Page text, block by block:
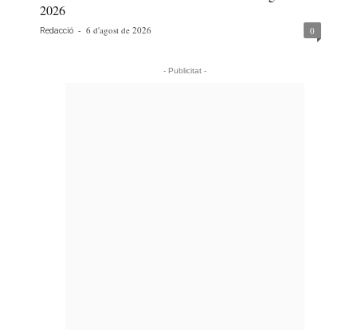
2026
Redacció - 6 d'agost de 2026 0
- Publicitat -